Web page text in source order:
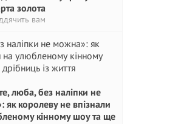
золота
вам
люба, без наліпки не
як королеву не впізнали
кінному шоу та ще